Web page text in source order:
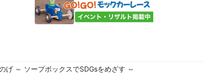
～ ソープボックスでSDGsをめざす ～